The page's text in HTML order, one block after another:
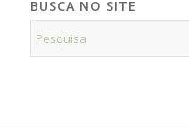
BUSCA NO SITE